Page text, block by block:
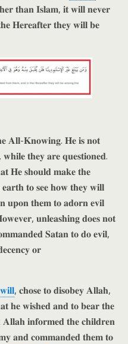
𝐭𝐡𝐚𝐧 𝐈𝐬𝐥𝐚𝐦, 𝐢𝐭 𝐰𝐢𝐥𝐥 𝐧𝐞𝐯𝐞𝐫
𝐇𝐞𝐫𝐞𝐚𝐟𝐭𝐞𝐫 𝐭𝐡𝐞𝐲 𝐰𝐢𝐥𝐥 𝐛𝐞
𝐀𝐥𝐥-𝐊𝐧𝐨𝐰𝐢𝐧𝐠. 𝐇𝐞 𝐢𝐬 𝐧𝐨𝐭
𝐭𝐡𝐞𝐲 𝐚𝐫𝐞 𝐪𝐮𝐞𝐬𝐭𝐢𝐨𝐧𝐞𝐝.
𝐇𝐞 𝐬𝐡𝐨𝐮𝐥𝐝 𝐦𝐚𝐤𝐞 𝐭𝐡𝐞
𝐭𝐨 𝐬𝐞𝐞 𝐡𝐨𝐰 𝐭𝐡𝐞𝐲 𝐰𝐢𝐥𝐥
𝐮𝐩𝐨𝐧 𝐭𝐡𝐞𝐦 𝐭𝐨 𝐚𝐝𝐨𝐫𝐧 𝐞𝐯𝐢𝐥
𝐮𝐧𝐥𝐞𝐚𝐬𝐡𝐢𝐧𝐠 𝐝𝐨𝐞𝐬 𝐧𝐨𝐭
𝐒𝐚𝐭𝐚𝐧 𝐭𝐨 𝐝𝐨 𝐞𝐯𝐢𝐥,
𝐨𝐫
, 𝐜𝐡𝐨𝐬𝐞 𝐭𝐨 𝐝𝐢𝐬𝐨𝐛𝐞𝐲 𝐀𝐥𝐥𝐚𝐡,
𝐡𝐞 𝐰𝐢𝐬𝐡𝐞𝐝 𝐚𝐧𝐝 𝐭𝐨 𝐛𝐞𝐚𝐫 𝐭𝐡𝐞
𝐢𝐧𝐟𝐨𝐫𝐦𝐞𝐝 𝐭𝐡𝐞 𝐜𝐡𝐢𝐥𝐝𝐫𝐞𝐧
𝐚𝐧𝐝 𝐜𝐨𝐦𝐦𝐚𝐧𝐝𝐞𝐝 𝐭𝐡𝐞𝐦 𝐭𝐨